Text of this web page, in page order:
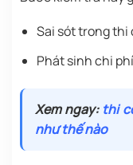
Sai sót trong thi
Phát sinh chi
Xem ngay:thi
như thế nào